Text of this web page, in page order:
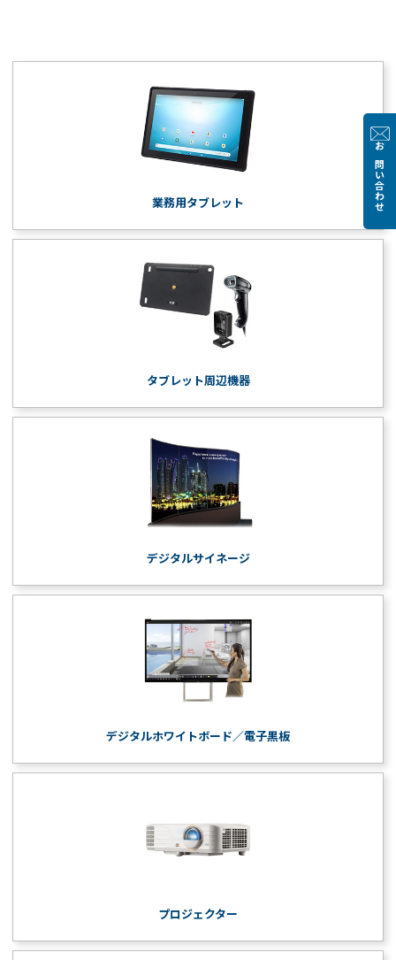
お問い合わせ
業務用タブレット
タブレット周辺機器
デジタルサイネージ
デジタルホワイトボード／電子黒板
プロジェクター